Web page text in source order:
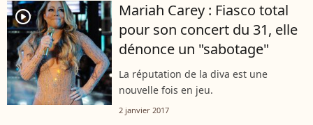
player2
Mariah Carey : Fiasco total
pour son concert du 31, elle
dénonce un "sabotage"
La réputation de la diva est une
nouvelle fois en jeu.
2 janvier 2017